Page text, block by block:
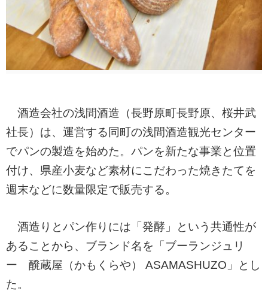
酒造会社の浅間酒造（長野原町長野原、桜井武
社長）は、運営する同町の浅間酒造観光センター
でパンの製造を始めた。パンを新たな事業と位置
付け、県産小麦など素材にこだわった焼きたてを
週末などに数量限定で販売する。
酒造りとパン作りには「発酵」という共通性が
あることから、ブランド名を「ブーランジュリ
ー 醗蔵屋（かもくらや） ASAMASHUZO」とし
た。